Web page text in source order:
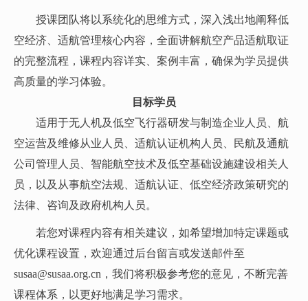
授课团队将以系统化的思维方式，深入浅出地阐释低
空经济、适航管理核心内容，全面讲解航空产品适航取证
的完整流程，课程内容详实、案例丰富，确保为学员提供
高质量的学习体验。
目标学员
适用于无人机及低空飞行器研发与制造企业人员、航
空运营及维修从业人员、适航认证机构人员、民航及通航
公司管理人员、智能航空技术及低空基础设施建设相关人
员，以及从事航空法规、适航认证、低空经济政策研究的
法律、咨询及政府机构人员。
若您对课程内容有相关建议，如希望增加特定课题或
优化课程设置，欢迎通过后台留言或发送邮件至
susaa@susaa.org.cn，我们将积极参考您的意见，不断完善
课程体系，以更好地满足学习需求。